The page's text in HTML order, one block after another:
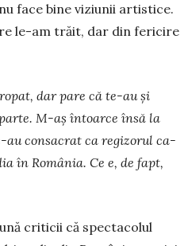
face bine viziunii artistice.
le-am trăit, dar din fericire
dar pare că te-au și
M-aș întoarce însă la
au con­sacrat ca regizorul ca­
în România. Ce e, de fapt,
criticii că specta­colul